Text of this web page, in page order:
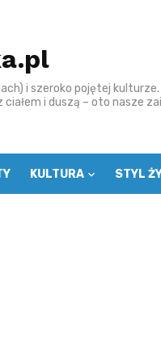
i szeroko pojętej
i duszą – oto nasze
KULTURA STYL